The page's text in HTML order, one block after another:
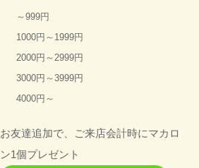
～999円
1000円～1999円
2000円～2999円
3000円～3999円
4000円～
お友達追加で、ご来店会計時にマカロ
ン1個プレゼント